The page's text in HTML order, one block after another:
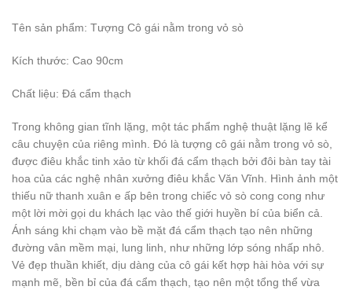
Tên sản phẩm: Tượng Cô gái nằm trong vỏ sò
Kích thước: Cao 90cm
Chất liệu: Đá cẩm thạch
Trong không gian tĩnh lặng, một tác phẩm nghệ thuật lặng lẽ kể
câu chuyện của riêng mình. Đó là tượng cô gái nằm trong vỏ sò,
được điêu khắc tinh xảo từ khối đá cẩm thạch bởi đôi bàn tay tài
hoa của các nghệ nhân xưởng điêu khắc Văn Vĩnh. Hình ảnh một
thiếu nữ thanh xuân e ấp bên trong chiếc vỏ sò cong cong như
một lời mời gọi du khách lạc vào thế giới huyền bí của biển cả.
Ánh sáng khi chạm vào bề mặt đá cẩm thạch tạo nên những
đường vân mềm mại, lung linh, như những lớp sóng nhấp nhô.
Vẻ đẹp thuần khiết, dịu dàng của cô gái kết hợp hài hòa với sự
mạnh mẽ, bền bỉ của đá cẩm thạch, tạo nên một tổng thể vừa